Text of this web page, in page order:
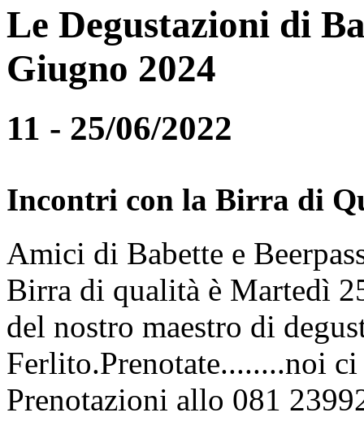
Le Degustazioni di
Giugno 2024
11 - 25/06/2022
Incontri con la Birra di
Amici di Babette e
Birra di qualità è Martedì
del nostro maestro di
Ferlito.Prenotate........noi
Prenotazioni allo 081